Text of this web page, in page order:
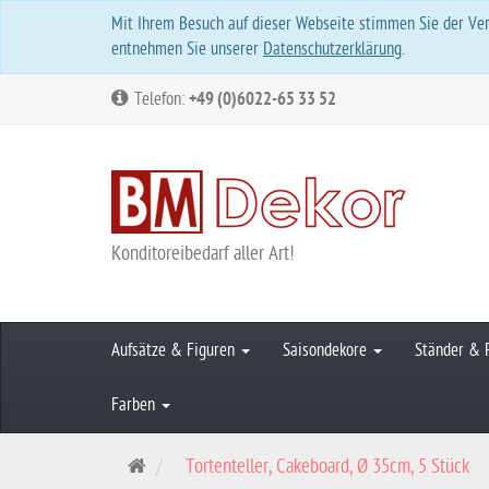
Mit Ihrem Besuch auf dieser Webseite stimmen Sie der
entnehmen Sie unserer Datenschutzerklärung.
Telefon: +49 (0)6022-65 33 52
Konditoreibedarf aller Art!
Aufsätze & Figuren Saisondekore Ständer &
Farben
S
Tortenteller, Cakeboard, Ø 35cm, 5 Stück